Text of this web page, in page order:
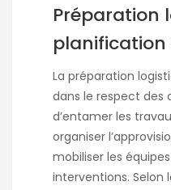
Préparation
La préparation
dans le respect des
d’entamer les
organiser
mobiliser les
interventions. Selon